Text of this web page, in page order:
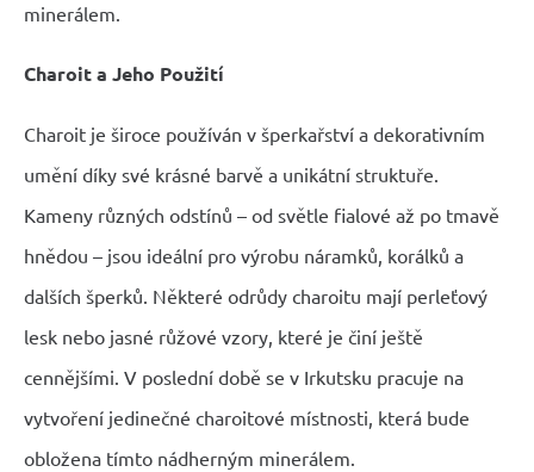
minerálem.
Charoit a Jeho Použití
Charoit je široce používán v šperkařství a dekorativním
umění díky své krásné barvě a unikátní struktuře.
Kameny různých odstínů – od světle fialové až po tmavě
hnědou – jsou ideální pro výrobu náramků, korálků a
dalších šperků. Některé odrůdy charoitu mají perleťový
lesk nebo jasné růžové vzory, které je činí ještě
cennějšími. V poslední době se v Irkutsku pracuje na
vytvoření jedinečné charoitové místnosti, která bude
obložena tímto nádherným minerálem.